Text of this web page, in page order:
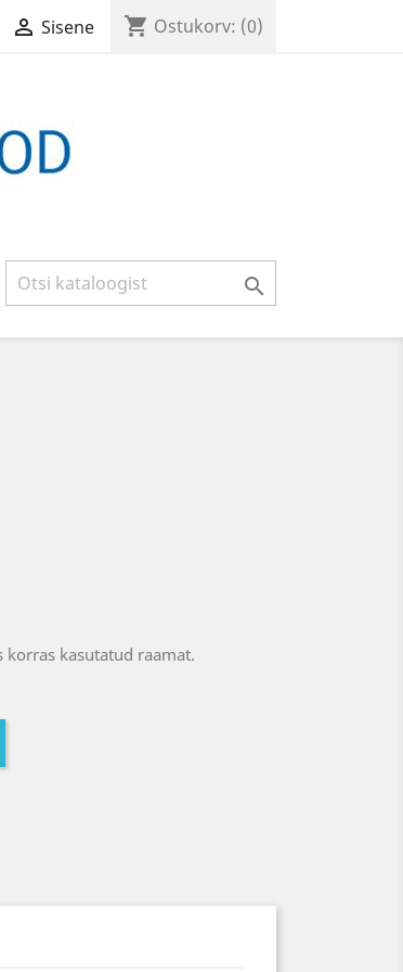
 Sisene shopping_cart Ostukorv: (0)

korras kasutatud raamat.